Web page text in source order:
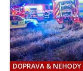
DOPRAVA & NEHODY